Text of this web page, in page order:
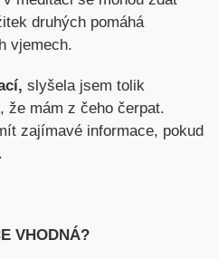
druhých pomáhá
vjemech.
slyšela jsem tolik
že mám z čeho čerpat.
zajímavé informace, pokud
VHODNÁ?